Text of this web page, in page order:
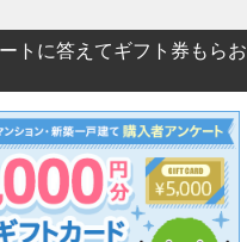
トに答えてギフト券もらお